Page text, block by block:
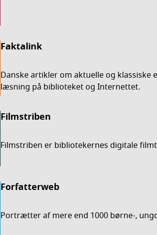
Faktalink
Danske artikler om aktuelle og klassiske
læsning på biblioteket og Internettet.
Filmstriben
Filmstriben er bibliotekernes digitale
Forfatterweb
Portrætter af mere end 1000 børne-,